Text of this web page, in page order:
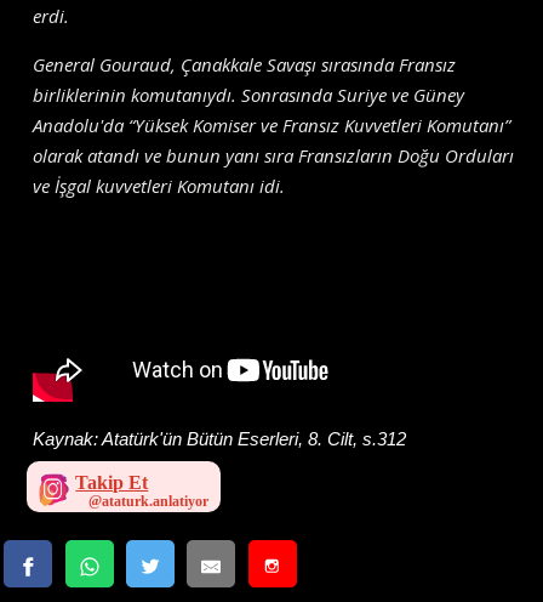
erdi.
General Gouraud, Çanakkale Savaşı sırasında Fransız
birliklerinin komutanıydı. Sonrasında Suriye ve Güney
Anadolu'da “Yüksek Komiser ve Fransız Kuvvetleri Komutanı”
olarak atandı ve bunun yanı sıra Fransızların Doğu Orduları
ve İşgal kuvvetleri Komutanı idi.
Kaynak:Atatürk'ün Bütün Eserleri, 8. Cilt, s.312
Takip Et